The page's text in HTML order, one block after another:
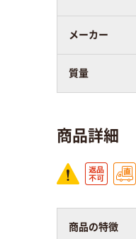
メーカー
質量
商品詳細
商品の特徴